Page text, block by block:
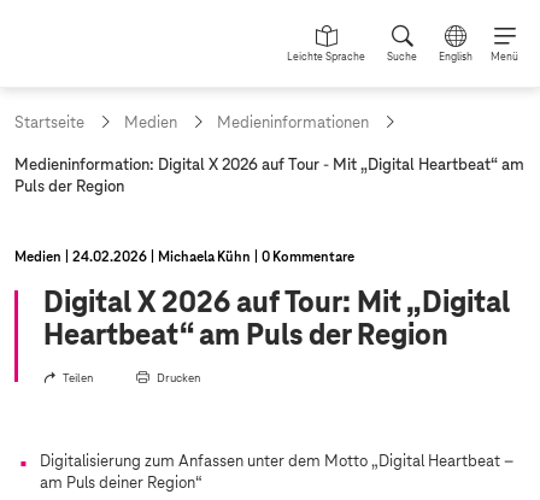
Leichte Sprache Suche English Menü
Startseite Medien Medieninformationen
a
k
e
l
i
Medieninformation: Digital X 2026 auf Tour - Mit „Digital Heartbeat“ am
Puls der Region
Medien 24.02.2026 Michaela Kühn 0 Kommentare
Digital X 2026 auf Tour: Mit „Digital
Heartbeat“ am Puls der Region
Teilen Drucken
Digitalisierung zum Anfassen unter dem Motto „Digital Heartbeat –
am Puls deiner Region“